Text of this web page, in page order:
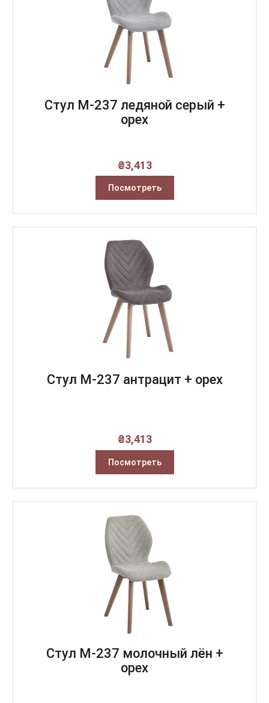
Стул M-237 ледяной серый +
орех
₴3,413
Посмотреть
Стул M-237 антрацит + орех
₴3,413
Посмотреть
Стул M-237 молочный лён +
орех